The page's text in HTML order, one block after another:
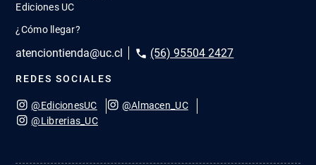
Ediciones UC
¿Cómo llegar?
atenciontienda@uc.cl (56) 95504 2427
REDES SOCIALES
@EdicionesUC
@Almacen_UC
@Librerias_UC